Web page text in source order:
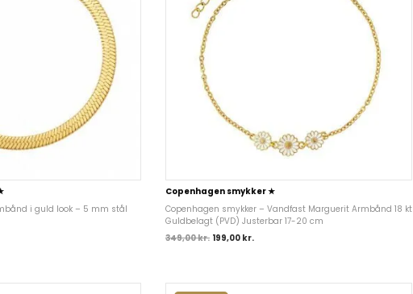
i guld look – 5 mm stål
Copenhagen smykker ★
Copenhagen smykker – Vandfast Marguerit Armbånd 18 kt
Guldbelagt (PVD) Justerbar 17-20 cm
349,00kr. 199,00 kr.